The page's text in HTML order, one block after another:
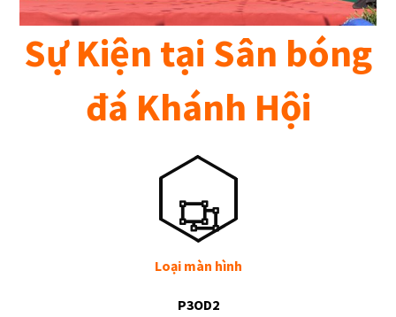
Sự Kiện tại Sân bóng
đá Khánh Hội
Loại màn hình
P3OD2